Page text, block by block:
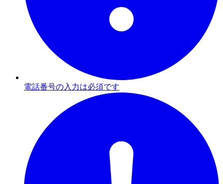
電話番号の入力は必須です